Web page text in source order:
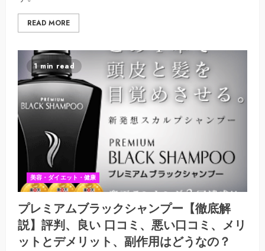
READ MORE
1 min read
美容・ダイエット・健康
プレミアムブラックシャンプー【徹底解
説】評判、良い 口コミ、悪い口コミ、メリ
ットとデメリット、副作用はどうなの？